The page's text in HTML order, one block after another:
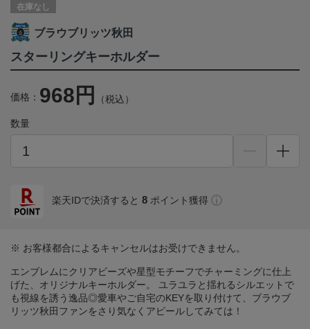
在庫なし
ブラウブリッツ秋田
スターリングキーホルダー
価格： 968円 （税込）
数量
楽天IDで決済すると 8 ポイント獲得
※ お客様都合によるキャンセルはお受けできません。
エンブレムにクリアビーズや星型モチーフでチャーミングに仕上
げた、オリジナルキーホルダー。 ユラユラと揺れるシルエットで
も視線を誘う逸品◎愛車やご自宅のKEYを取り付けて、ブラウブ
リッツ秋田ファンをさり気なくアピールしてみては！